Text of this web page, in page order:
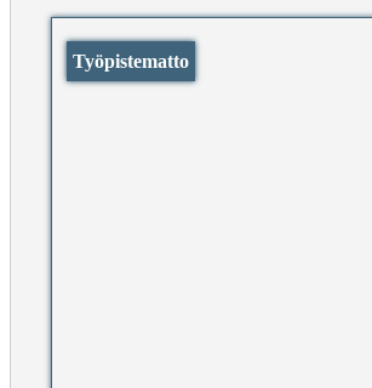
Työpistematto